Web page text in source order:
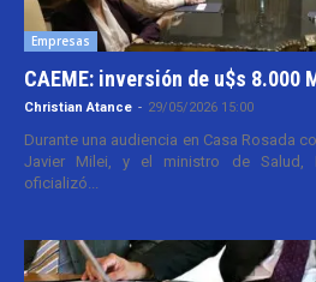
Empresas
CAEME: inversión de u$s 8.000
Christian Atance - 29/05/2026 15:00
Durante una audiencia en Casa Rosada
Javier Milei, y el ministro de Salud,
oficializó...